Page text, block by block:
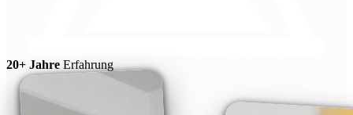
20+ Jahre Erfahrung